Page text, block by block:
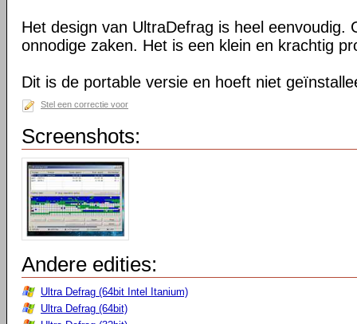
Het design van UltraDefrag is heel eenvoudig.
onnodige zaken. Het is een klein en krachtig
Dit is de portable versie en hoeft niet
Stel een correctie voor
Screenshots:
Andere edities:
Ultra Defrag (64bit Intel Itanium)
Ultra Defrag (64bit)